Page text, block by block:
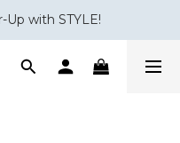
購物禮券
Up with STYLE!
購物禮券